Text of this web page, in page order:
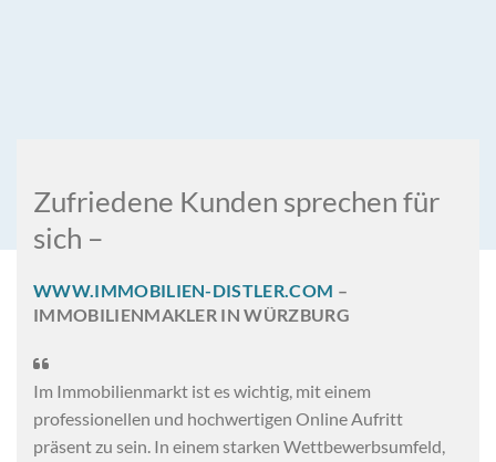
Zufriedene Kunden sprechen für
sich –
WWW.IMMOBILIEN-DISTLER.COM –
IMMOBILIENMAKLER IN WÜRZBURG

Im Immobilienmarkt ist es wichtig, mit einem
professionellen und hochwertigen Online Aufritt
präsent zu sein. In einem starken Wettbewerbsumfeld,